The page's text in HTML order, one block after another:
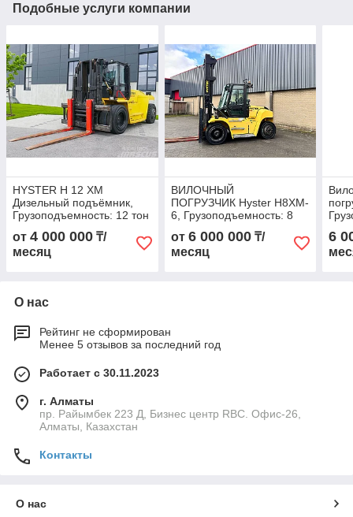
Подобные услуги компании
HYSTER H 12 XM
Дизельный подъёмник,
Грузоподъемность: 12 тон
от 4 000 000 ₸/
месяц
ВИЛОЧНЫЙ
ПОГРУЗЧИК Hyster H8XM-
6, Грузоподъемность: 8
от 6 000 000₸/
месяц
6
О нас
Рейтинг не сформирован
Менее 5 отзывов за последний год
Работает с 30.11.2023
г. Алматы
пр. Райымбек 223 Д, Бизнес центр RBC. Офис-26,
Алматы, Казахстан
Контакты
О нас